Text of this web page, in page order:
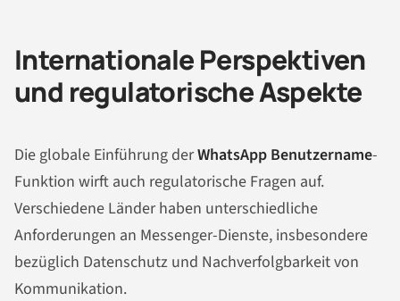
Internationale Perspektiven
und regulatorische Aspekte
Die globale Einführung derWhatsApp Benutzername-
Funktion wirft auch regulatorische Fragen auf.
Verschiedene Länder haben unterschiedliche
Anforderungen an Messenger-Dienste, insbesondere
bezüglich Datenschutz und Nachverfolgbarkeit von
Kommunikation.